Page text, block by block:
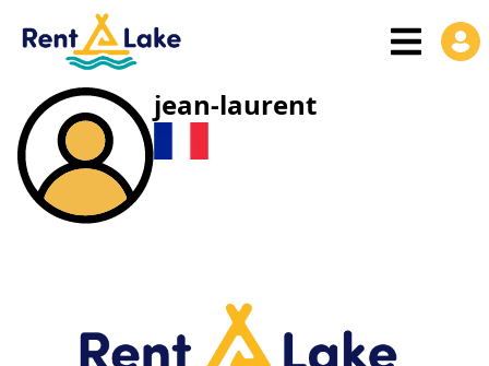
jean-laurent